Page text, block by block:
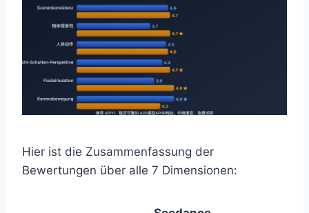
Hier ist die Zusammenfassung der
Bewertungen über alle 7 Dimensionen: